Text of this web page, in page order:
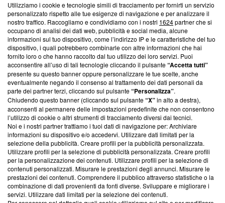
Questa sezione offre informazioni trasparenti su Blasting
News, sui nostri processi editoriali e su come ci impegniamo a
creare news di qualità. Inoltre, afferma la nostra aderenza a
‘Trust Project - News with Integrity’Blasting News non è
ancora membro del programma, ma ha richiesto di farne
parte; Trust Project non ha ancora effettuato una verifica di
conformità agli standard.
Su di noi
Team editoriale
Corporate
Redazione
Informativa Privacy
Cookie Policy
Blasting SA, IDI CHE-247.845.224, Via Carlo Frasca, 3 - 6900
Utilizziamo i cookie e tecnologie simili di tracciamento per fornirti un servizio
personalizzato rispetto alle tue esigenze di navigazione e per analizzare il
nostro traffico. Raccogliamo e condividiamo con i nostri 1624partner che si
occupano di analisi dei dati web, pubblicità e social media, alcune
informazioni sul tuo dispositivo, come l’indirizzo IP e le caratteristiche del tuo
dispositivo, i quali potrebbero combinarle con altre informazioni che hai
fornito loro o che hanno raccolto dal tuo utilizzo dei loro servizi. Puoi
acconsentire all’uso di tali tecnologie cliccando il pulsante“Accetta tutti”
presente su questo banner oppure personalizzare le tue scelte, anche
eventualmente negando il consenso al trattamento dei dati personali da
parte dei partner terzi, cliccando sul pulsante“Personalizza”.
Chiudendo questo banner (cliccando sul pulsante“X”in alto a destra),
acconsenti al permanere delle impostazioni predefinite che non consentono
l’utilizzo di cookie o altri strumenti di tracciamento diversi dai tecnici.
Noi e i nostri partner trattiamo i tuoi dati di navigazione per: Archiviare
informazioni su dispositivo e/o accedervi. Utilizzare dati limitati per la
selezione della pubblicità. Creare profili per la pubblicità personalizzata.
Utilizzare profili per la selezione di pubblicità personalizzata. Creare profili
per la personalizzazione dei contenuti. Utilizzare profili per la selezione di
contenuti personalizzati. Misurare le prestazioni degli annunci. Misurare le
prestazioni dei contenuti. Comprendere il pubblico attraverso statistiche o la
combinazione di dati provenienti da fonti diverse. Sviluppare e migliorare i
servizi. Utilizzare dati limitati per la selezione dei contenuti.